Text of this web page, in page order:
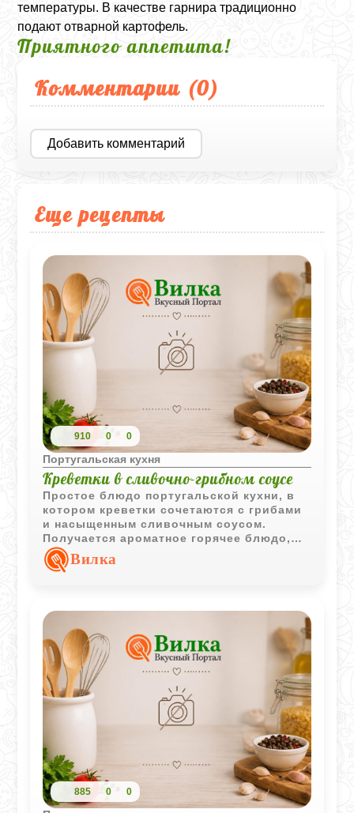
температуры. В качестве гарнира традиционно
подают отварной картофель.
Приятного аппетита!
Комментарии (0)
Добавить комментарий
Еще рецепты
910 0 0
Португальская кухня
Креветки в сливочно-грибном соусе
Простое блюдо португальской кухни, в
котором креветки сочетаются с грибами
и насыщенным сливочным соусом.
Получается ароматное горячее блюдо,
подходящее как для повседневного
ужина, так и для праздничного стола.
Вилка
885 0 0